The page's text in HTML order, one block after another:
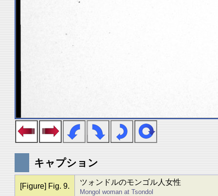
キャプション
[Figure] Fig. 9. ツォンドルのモンゴル人女性
Mongol woman at Tsondol